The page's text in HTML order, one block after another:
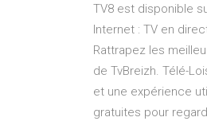
TV8 est disponible
Internet : TV en
Rattrapez les
de TvBreizh. Télé-
et une expérience
gratuites pour